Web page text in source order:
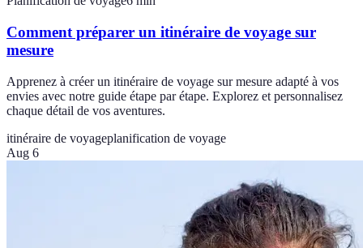
Comment préparer un itinéraire de voyage sur
mesure
Apprenez à créer un itinéraire de voyage sur mesure adapté à vos
envies avec notre guide étape par étape. Explorez et personnalisez
chaque détail de vos aventures.
itinéraire de voyageplanification de voyage
Aug 6